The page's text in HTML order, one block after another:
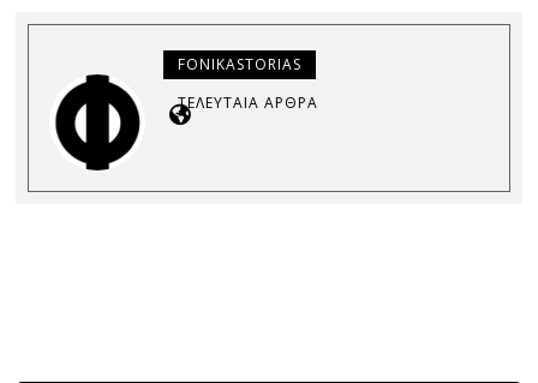
FONIKASTORIAS
ΤΕΛΕΥΤΑΊΑ ΆΡΘΡΑ